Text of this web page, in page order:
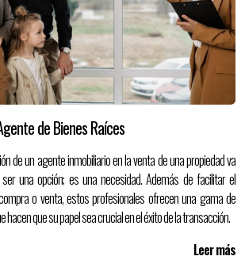
de Bienes Raíces
de un agente inmobiliario en la venta de una propiedad va
una opción; es una necesidad. Además de facilitar el
o venta, estos profesionales ofrecen una gama de
hacen que su papel sea crucial en el éxito de la transacción.
Leer más